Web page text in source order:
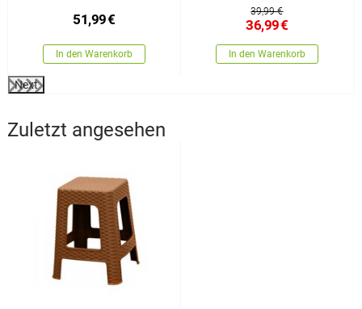
51,99€
In den Warenkorb
39,99 €
36,99€
In den Warenkorb
Next
Zuletzt angesehen